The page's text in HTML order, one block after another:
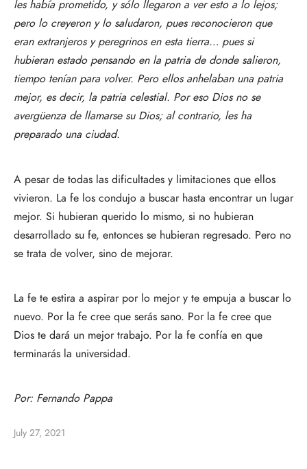
les había prometido, y sólo llegaron a ver esto a lo lejos;
pero lo creyeron y lo saludaron, pues reconocieron que
eran extranjeros y peregrinos en esta tierra… pues si
hubieran estado pensando en la patria de donde salieron,
tiempo tenían para volver. Pero ellos anhelaban una patria
mejor, es decir, la patria celestial. Por eso Dios no se
avergüenza de llamarse su Dios; al contrario, les ha
preparado una ciudad.
A pesar de todas las dificultades y limitaciones que ellos
vivieron. La fe los condujo a buscar hasta encontrar un lugar
mejor. Si hubieran querido lo mismo, si no hubieran
desarrollado su fe, entonces se hubieran regresado. Pero no
se trata de volver, sino de mejorar.
La fe te estira a aspirar por lo mejor y te empuja a buscar lo
nuevo. Por la fe cree que serás sano. Por la fe cree que
Dios te dará un mejor trabajo. Por la fe confía en que
terminarás la universidad.
Por: Fernando Pappa
July 27, 2021